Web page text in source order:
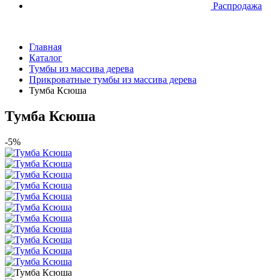
Распродажа
Главная
Каталог
Тумбы из массива дерева
Прикроватные тумбы из массива дерева
Тумба Ксюша
Тумба Ксюша
-5%